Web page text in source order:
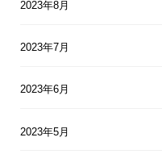
2023年8月
2023年7月
2023年6月
2023年5月